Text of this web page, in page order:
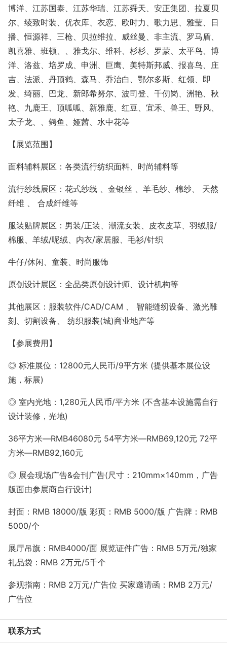
博洋、江苏国泰、江苏华瑞、江苏舜天、安正集团、拉夏贝
尔、绫致时装、优衣库、衣恋、欧时力、歌力思、雅莹、日
播、恒源祥、三枪、贝拉维拉、威丝曼、非主流、罗马盾、
凯喜雅、班顿、、雅戈尔、维科、杉杉、罗蒙、太平鸟、博
洋、洛兹、培罗成、申洲、巨鹰、美特斯邦威、报喜鸟、庄
吉、法派、丹顶鹤、森马、乔治白、鄂尔多斯、红领、即
发、绮丽、巴龙、新郎希努尔、波司登、千仞岗、洲艳、秋
艳、九鹿王、顶呱呱、新雅鹿、红豆、宜禾、兽王、野风、
太子龙、、鳄鱼、娅茜、水中花等
【展览范围】
面料辅料展区：各类流行纺织面料、时尚辅料等
流行纱线展区：花式纱线 、金银丝 、羊毛纱、棉纱、 天然
纤维 、 合成纤维等
服装贴牌展区：男装/正装、潮流女装、皮衣皮草、羽绒服/
棉服、羊绒/呢绒、内衣/家居服、毛衫/针织
牛仔/休闲、童装、时尚服饰
原创设计展区：全品类原创设计师、设计机构等
其他展区：服装软件/CAD/CAM 、 智能缝纫设备、激光雕
刻、切割设备、 纺织服装(城)商业地产等
【参展费用】
◎ 标准展位：12800元人民币/9平方米 (提供基本展位设
施，标展)
◎ 室内光地：1,280元人民币/平方米 (不含基本设施需自行
设计装修，光地)
36平方米—RMB46080元 54平方米—RMB69,120元 72平
方米—RMB92,160元
◎ 展会现场广告&会刊广告(尺寸：210mm×140mm，广告
版面由参展商自行设计)
封面：RMB 18000/版 彩页：RMB 5000/版 广告牌：RMB
5000/个
展厅吊旗：RMB4000/面 展览证件广告：RMB 5万元/独家
礼品袋：RMB 2万元/5千个
参观指南：RMB 2万元/广告位 买家邀请函：RMB 2万元/
广告位
联系方式